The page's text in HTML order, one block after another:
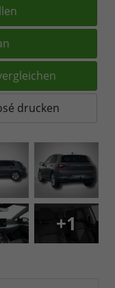
drucken
+1